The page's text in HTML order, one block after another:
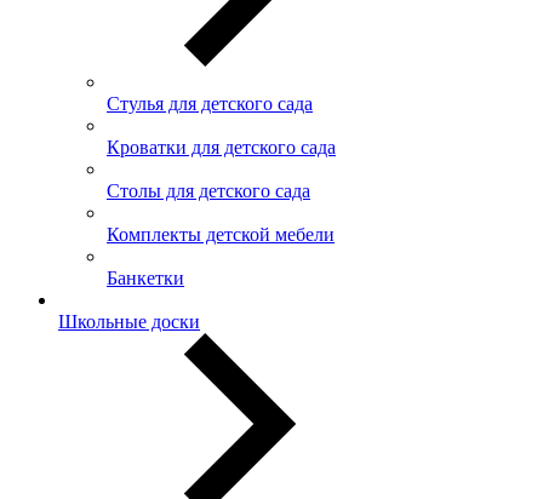
Стулья для детского сада
Кроватки для детского сада
Столы для детского сада
Комплекты детской мебели
Банкетки
Школьные доски